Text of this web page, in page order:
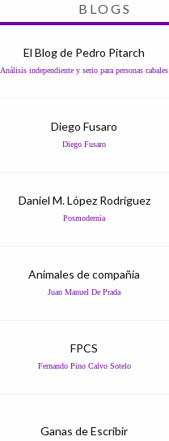
BLOGS
El Blog de Pedro Pitarch
Análisis independiente y serio para personas cabales
Diego Fusaro
Diego Fusaro
Daniel M. López Rodríguez
Posmodernia
Animales de compañía
Juan Manuel De Prada
FPCS
Fernando Pino Calvo Sotelo
Ganas de Escribir